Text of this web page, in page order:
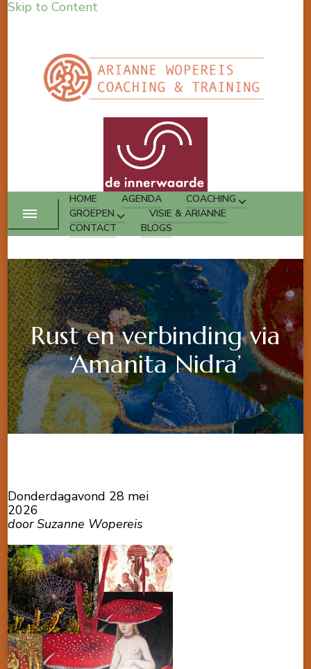
Skip to Content
HOME AGENDA
COACHING
GROEPEN
VISIE & ARIANNE
CONTACT
BLOGS
Rust en verbinding via
‘Amanita Nidra’
Donderdagavond 28 mei
2026
door Suzanne Wopereis